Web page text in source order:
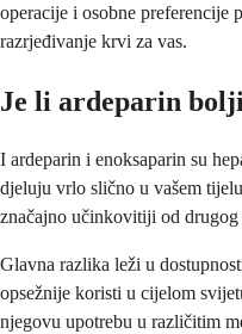
operacije i osobne preferencije
razrjeđivanje krvi za vas.
Je li ardeparin
I ardeparin i enoksaparin su
djeluju vrlo slično u vašem
značajno učinkovitiji od
Glavna razlika leži u
opsežnije koristi u cijelom
njegovu upotrebu u različitim